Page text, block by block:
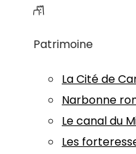
Patrimoine
La Cité de
Narbonne
Le canal du
Les